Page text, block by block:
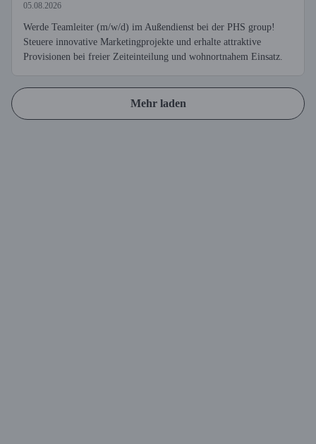
05.08.2026
Werde Teamleiter (m/w/d) im Außendienst bei der PHS group!
Steuere innovative Marketingprojekte und erhalte attraktive
Provisionen bei freier Zeiteinteilung und wohnortnahem Einsatz.
Mehr laden